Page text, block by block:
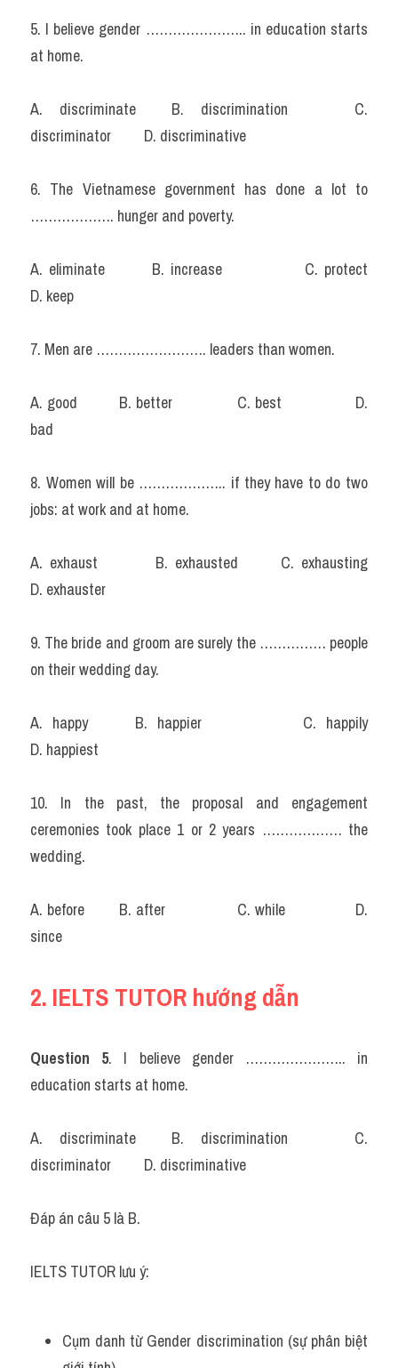
5. I believe gender ………………….. in education starts
at home.
A. discriminate	B. discrimination		C.
discriminator		D. discriminative
6. The Vietnamese government has done a lot to
………………. hunger and poverty.
A. eliminate		B. increase			C. protect
D. keep
7. Men are ……………………. leaders than women.
A. good		B. better			C. best			D.
bad
8. Women will be ……………….. if they have to do two
jobs: at work and at home.
A. exhaust		B. exhausted		C. exhausting
D. exhauster
9. The bride and groom are surely the …………… people
on their wedding day.
A. happy		B. happier			C. happily
D. happiest
10. In the past, the proposal and engagement
ceremonies took place 1 or 2 years ……………… the
wedding.
A. before		B. after			C. while			D.
since
2. IELTS TUTOR hướng dẫn
Question 5. I believe gender ………………….. in
education starts at home.
A. discriminate	B. discrimination		C.
discriminator		D. discriminative
Đáp án câu 5 là B.
IELTS TUTOR lưu ý:
Cụm danh từ Gender discrimination (sự phân biệt